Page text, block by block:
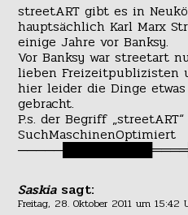
streetART gibt es in
hauptsächlich Karl Marx
einige Jahre vor Banksy.
Vor Banksy war streetart
lieben Freizeitpublizisten
hier leider die Dinge
gebracht.
P.s. der Begriff
SuchMaschinenOptimiert
─────██████████════█
Saskia sagt:
Freitag, 28. Oktober 2011 um 15:42